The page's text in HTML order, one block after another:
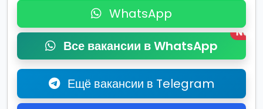
WhatsApp
Все вакансии в WhatsApp
New
Ещё вакансии в Telegram